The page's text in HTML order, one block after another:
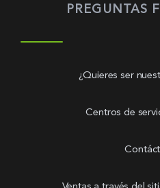
PREGUNTAS
¿Quieres ser
Centros de